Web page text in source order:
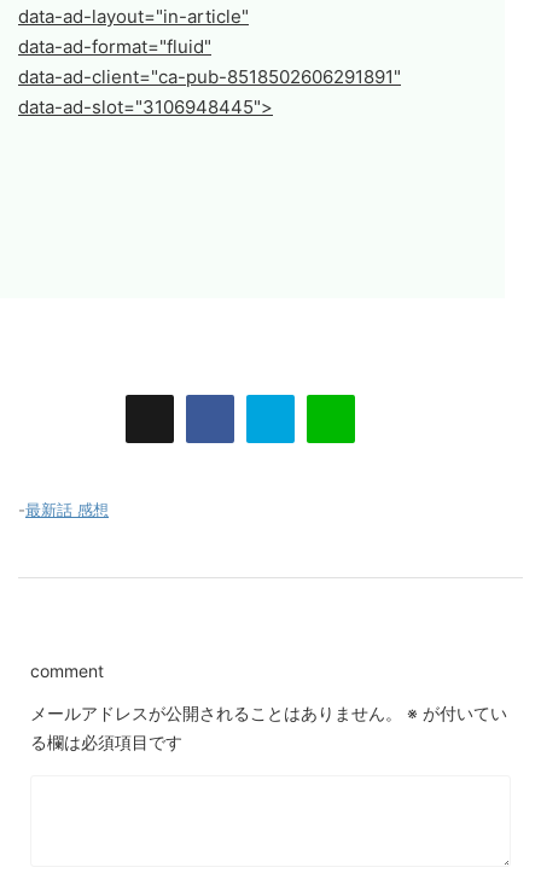
data-ad-layout="in-article"
data-ad-format="fluid"
data-ad-client="ca-pub-8518502606291891"
data-ad-slot="3106948445">
-最新話 感想
comment
メールアドレスが公開されることはありません。 ※ が付いてい
る欄は必須項目です